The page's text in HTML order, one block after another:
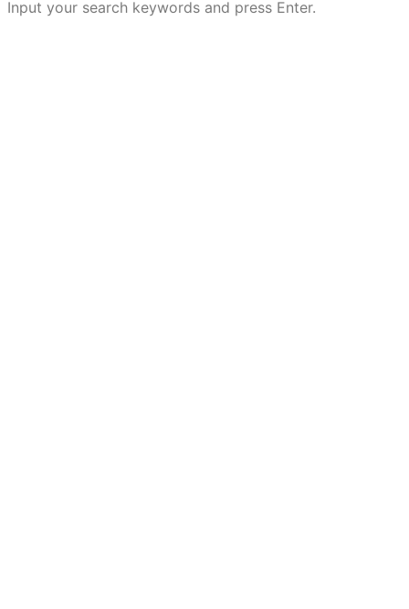
Input your search keywords and press Enter.